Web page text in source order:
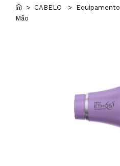
Professional Wear
> CABELO >
Mão